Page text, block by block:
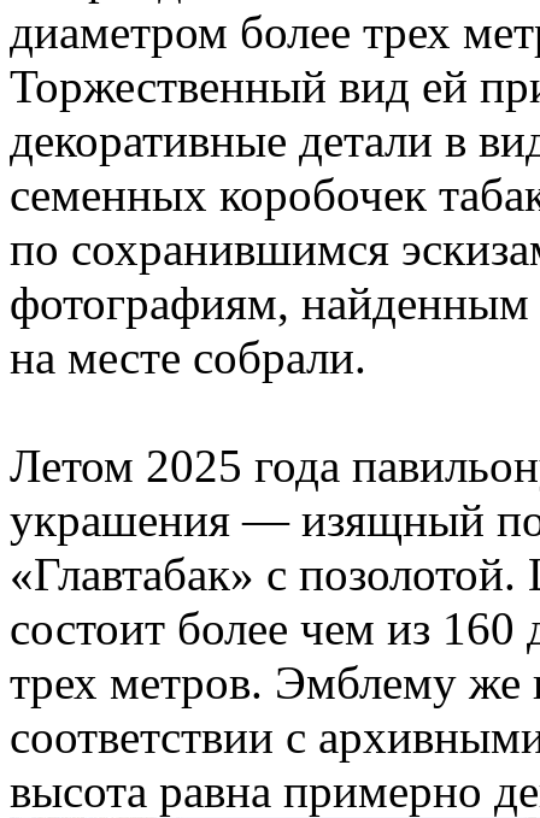
диаметром более трех
Торжественный вид ей
декоративные детали в
семенных коробочек
по сохранившимся
фотографиям,
на месте собрали.
Летом 2025 года
украшения — изящный
«Главтабак» с
состоит более чем из
трех метров. Эмблему же
соответствии с
высота равна примерно